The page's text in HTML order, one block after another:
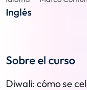
Inglés
Sobre el curso
Diwali: cómo se